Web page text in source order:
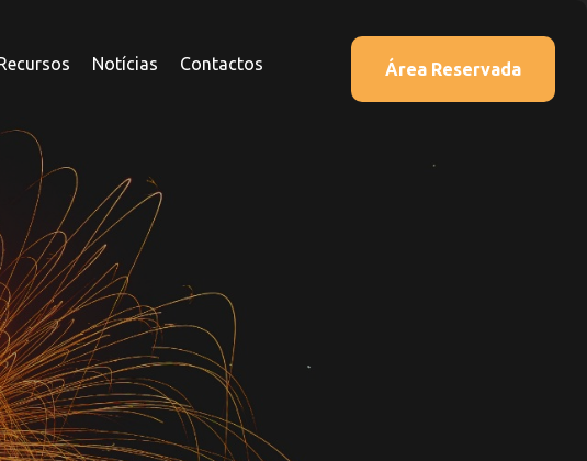
Notícias Contactos Área Reservada